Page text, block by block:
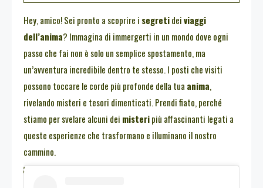
Hey, amico! Sei pronto a scoprire i segretideiviaggi
dell’anima? Immagina di immergerti in un mondo dove ogni
passo che fai non è solo un semplice spostamento, ma
un’avventura incredibile dentro te stesso. I posti che visiti
possono toccare le corde più profonde della tua anima,
rivelando misteri e tesori dimenticati. Prendi fiato, perché
stiamo per svelare alcuni dei misteripiù affascinanti legati a
queste esperienze che trasformano e illuminano il nostro
cammino.